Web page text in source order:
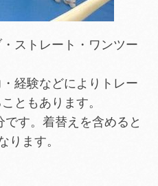
ストレート・ワンツー
経験などによりトレー
ともあります。
す。着替えを含めると
ります。